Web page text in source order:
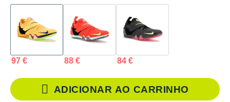
97 € 88 € 84 €
ADICIONAR AO CARRINHO